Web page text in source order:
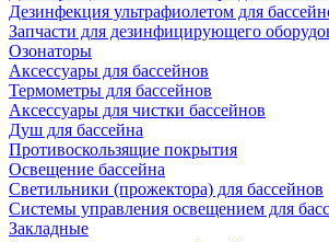
Дезинфекция ультрафиолетом для
Запчасти для дезинфицирующего
Озонаторы
Аксессуары для бассейнов
Термометры для бассейнов
Аксессуары для чистки бассейнов
Душ для бассейна
Противоскользящие покрытия
Освещение бассейна
Светильники (прожектора) для бассейнов
Системы управления освещением для
Закладные